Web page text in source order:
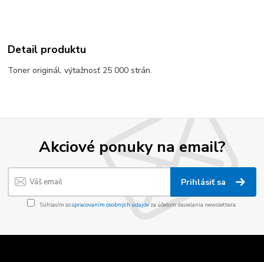
Detail produktu
Toner originál, výtažnosť 25 000 strán.
Akciové ponuky na email?
Prihlásiť sa
Súhlasím sospracovaním osobných údajov za účelom zasielania newslettera.